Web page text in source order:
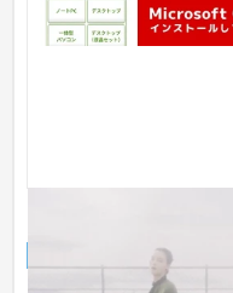
ファッション・ア